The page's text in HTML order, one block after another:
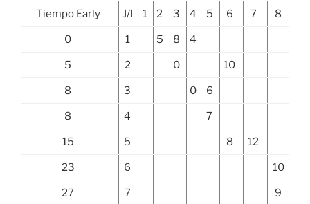
Tiempo Early
J/I 1 2 3 4 5 6 7 8
0 1 5 8 4
5 2 0 10
8 3 0 6
8 4 7
15 5 8 12
23 6 10
27 7 9